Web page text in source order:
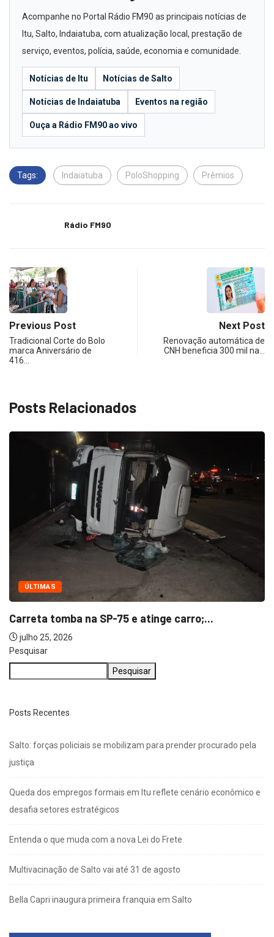
Acompanhe no Portal Rádio FM90 as principais notícias de
Itu, Salto, Indaiatuba, com atualização local, prestação de
serviço, eventos, polícia, saúde, economia e comunidade.
Notícias de Itu Notícias de Salto
Notícias de Indaiatuba Eventos na região
Ouça a Rádio FM90 ao vivo
Tags: Indaiatuba PoloShopping Prêmios
Rádio FM90
Previous Post
Tradicional Corte do Bolo
marca Aniversário de
416…
Next Post
Renovação automática de
CNH beneficia 300 mil na…
Posts Relacionados
ÚLTIMAS
Carreta tomba na SP-75 e atinge carro;...
julho 25, 2026
Pesquisar
Pesquisar
Posts Recentes
Salto: forças policiais se mobilizam para prender procurado pela
justiça
Queda dos empregos formais em Itu reflete cenário econômico e
desafia setores estratégicos
Entenda o que muda com a nova Lei do Frete
Multivacinação de Salto vai até 31 de agosto
Bella Capri inaugura primeira franquia em Salto